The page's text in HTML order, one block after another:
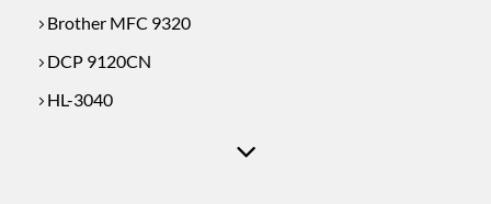
Brother MFC 9320
DCP 9120CN
HL-3040